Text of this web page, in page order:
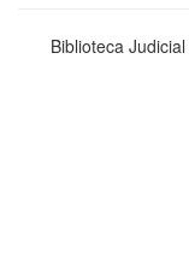
Biblioteca Judicial